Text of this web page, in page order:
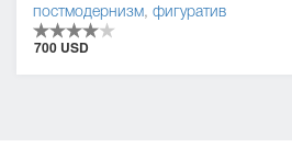
постмодернизм, фигуратив
700 USD